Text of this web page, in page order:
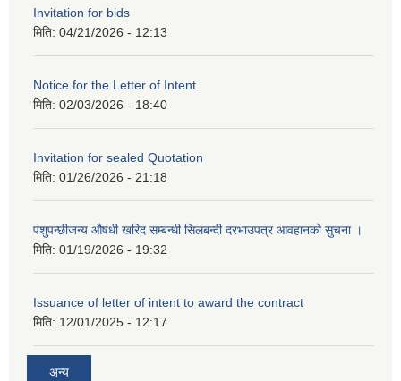
Invitation for bids
मिति: 04/21/2026 - 12:13
Notice for the Letter of Intent
मिति: 02/03/2026 - 18:40
Invitation for sealed Quotation
मिति: 01/26/2026 - 21:18
पशुपन्छीजन्य औषधी खरिद सम्बन्धी सिलबन्दी दरभाउपत्र आवहानको सुचना ।
मिति: 01/19/2026 - 19:32
Issuance of letter of intent to award the contract
मिति: 12/01/2025 - 12:17
अन्य